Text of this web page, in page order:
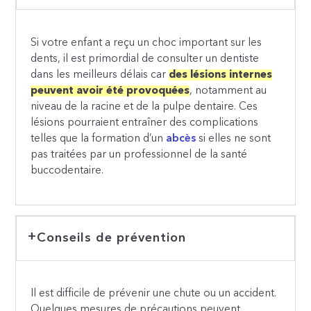
Si votre enfant a reçu un choc important sur les
dents, il est primordial de consulter un dentiste
dans les meilleurs délais car des lésions internes
peuvent avoir été provoquées, notamment au
niveau de la racine et de la pulpe dentaire. Ces
lésions pourraient entraîner des complications
telles que la formation d’un abcès si elles ne sont
pas traitées par un professionnel de la santé
buccodentaire.
Conseils de prévention
Il est difficile de prévenir une chute ou un accident.